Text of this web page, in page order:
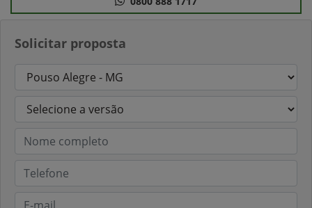
Solicitar proposta